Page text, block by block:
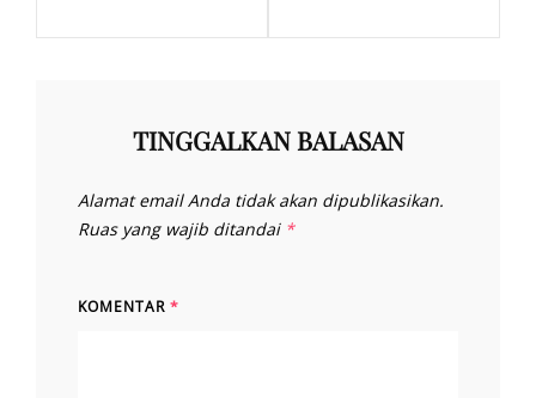
TINGGALKAN BALASAN
Alamat email Anda tidak akan dipublikasikan.
Ruas yang wajib ditandai *
KOMENTAR *